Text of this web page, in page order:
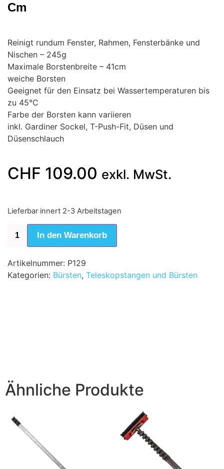
Cm
Reinigt rundum Fenster, Rahmen, Fensterbänke und
Nischen – 245g
Maximale Borstenbreite – 41cm
weiche Borsten
Geeignet für den Einsatz bei Wassertemperaturen bis
zu 45°C
Farbe der Borsten kann variieren
inkl. Gardiner Sockel, T-Push-Fit, Düsen und
Düsenschlauch
CHF 109.00 exkl. MwSt.
Lieferbar innert 2-3 Arbeitstagen
In den Warenkorb
Artikelnummer: P129
Kategorien: Bürsten, Teleskopstangen und Bürsten
Ähnliche Produkte